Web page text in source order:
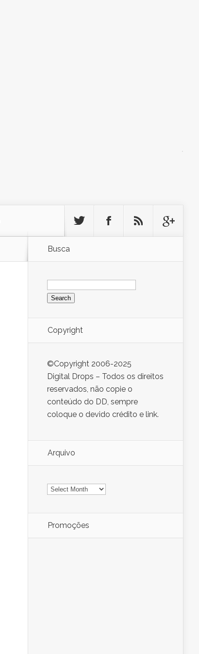
Busca
Search
for:
Copyright
©Copyright 2006-2025
Digital Drops – Todos os direitos
reservados, não copie o
conteúdo do DD, sempre
coloque o devido crédito e link.
Arquivo
Arquivo
Promoções